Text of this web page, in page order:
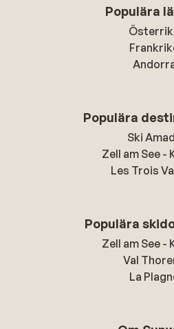
Populära
Populära
Ski
Zell am See -
Les Trois
Populära
Zell am See -
Val
La